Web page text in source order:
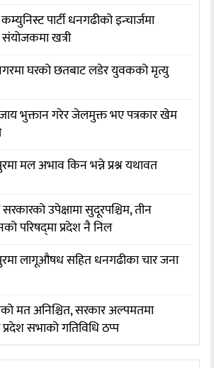
पार्टी धनगढीको इन्चार्जमा
संयोजकमा खत्री
घरको छतबाट लडेर युवकको मृत्यु
भुक्तान गरेर जेलमुक्त भए पत्रकार खेम
मल अभाव किन भन्ने प्रश्न यथावत
सरकारको उपेक्षामा सुदूरपश्चिम, तीन
परिषद्‌मा प्रदेश नै निल
लागूऔषध सहित धनगढीका चार जना
मत अनिश्चित, सरकार अल्पमतमा
सभाको गतिविधि ठप्प